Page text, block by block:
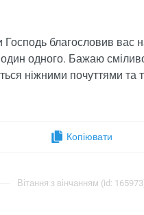
Господь благословив
одного. Бажаю
ніжними почуттями
Копіювати
Вітання з вінчанням (id: